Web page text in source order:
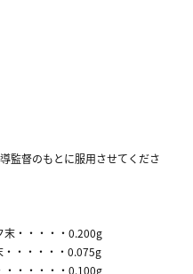
監督のもとに服用させてくださ
末・・・・・0.200g
・・・・・・0.075g
・・・・・・0.100g